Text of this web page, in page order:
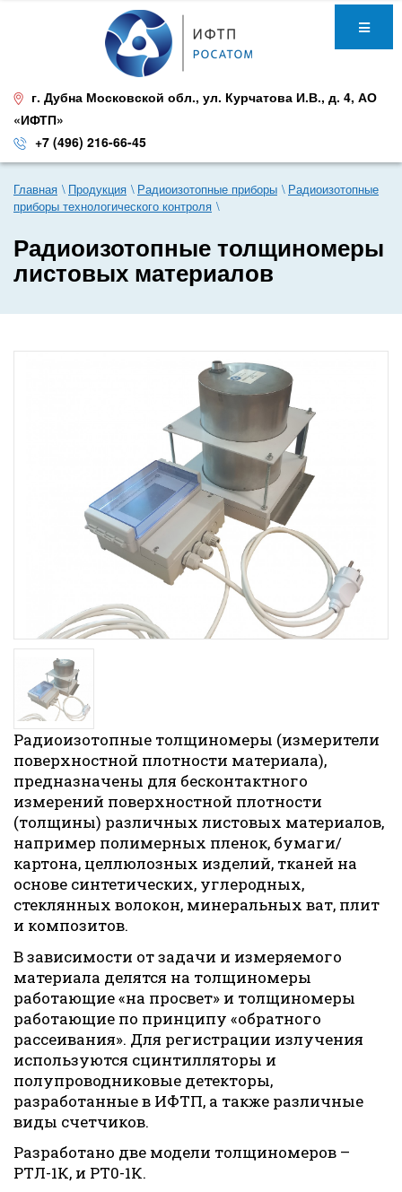
г. Дубна Московской обл., ул. Курчатова И.В., д. 4, АО
«ИФТП»
+7 (496) 216-66-45
Главная Продукция Радиоизотопные приборы
Радиоизотопные
приборы технологического контроля
Радиоизотопные толщиномеры
листовых материалов
Радиоизотопные толщиномеры (измерители
поверхностной плотности материала),
предназначены для бесконтактного
измерений поверхностной плотности
(толщины) различных листовых материалов,
например полимерных пленок, бумаги/
картона, целлюлозных изделий, тканей на
основе синтетических, углеродных,
стеклянных волокон, минеральных ват, плит
и композитов.
В зависимости от задачи и измеряемого
материала делятся на толщиномеры
работающие «на просвет» и толщиномеры
работающие по принципу «обратного
рассеивания». Для регистрации излучения
используются сцинтилляторы и
полупроводниковые детекторы,
разработанные в ИФТП, а также различные
виды счетчиков.
Разработано две модели толщиномеров –
РТЛ-1К, и РТ0-1К.